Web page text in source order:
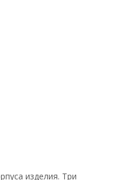
изделия. Три